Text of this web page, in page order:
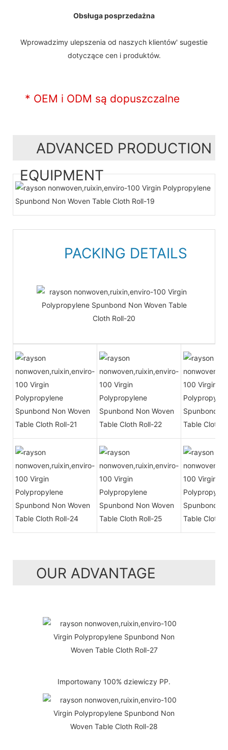
Obsługa posprzedażna
Wprowadzimy ulepszenia od naszych klientów' sugestie
dotyczące cen i produktów.
* OEM i ODM są dopuszczalne
ADVANCED PRODUCTION
EQUIPMENT
PACKING DETAILS
OUR ADVANTAGE
Importowany 100% dziewiczy PP.